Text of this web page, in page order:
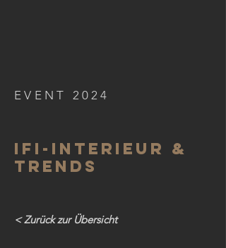
EVENT 2024
IFI-Interieur &
Trends
< Zurück zur Übersicht